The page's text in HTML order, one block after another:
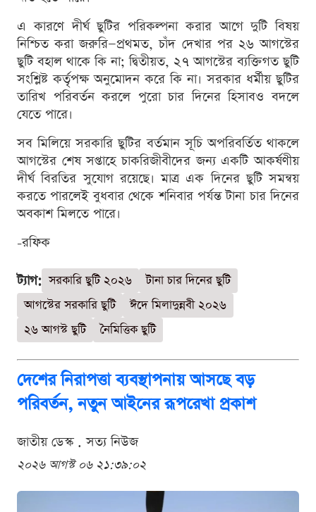
এ কারণে দীর্ঘ ছুটির পরিকল্পনা করার আগে দুটি বিষয়
নিশ্চিত করা জরুরি—প্রথমত, চাঁদ দেখার পর ২৬ আগস্টের
ছুটি বহাল থাকে কি না; দ্বিতীয়ত, ২৭ আগস্টের ব্যক্তিগত ছুটি
সংশ্লিষ্ট কর্তৃপক্ষ অনুমোদন করে কি না। সরকার ধর্মীয় ছুটির
তারিখ পরিবর্তন করলে পুরো চার দিনের হিসাবও বদলে
যেতে পারে।
সব মিলিয়ে সরকারি ছুটির বর্তমান সূচি অপরিবর্তিত থাকলে
আগস্টের শেষ সপ্তাহে চাকরিজীবীদের জন্য একটি আকর্ষণীয়
দীর্ঘ বিরতির সুযোগ রয়েছে। মাত্র এক দিনের ছুটি সমন্বয়
করতে পারলেই বুধবার থেকে শনিবার পর্যন্ত টানা চার দিনের
অবকাশ মিলতে পারে।
-রফিক
ট্যাগ: সরকারি ছুটি ২০২৬
টানা চার দিনের ছুটি
আগস্টের সরকারি ছুটি
ঈদে মিলাদুন্নবী ২০২৬
২৬ আগস্ট ছুটি
নৈমিত্তিক ছুটি
দেশের নিরাপত্তা ব্যবস্থাপনায় আসছে বড়
পরিবর্তন, নতুন আইনের রূপরেখা প্রকাশ
জাতীয় ডেস্ক . সত্য নিউজ
২০২৬ আগস্ট ০৬ ২১:৩৯:০২